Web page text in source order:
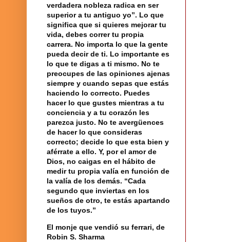
verdadera nobleza radica en ser
superior a tu antiguo yo”. Lo que
significa que si quieres mejorar tu
vida, debes correr tu propia
carrera. No importa lo que la gente
pueda decir de ti. Lo importante es
lo que te digas a ti mismo. No te
preocupes de las opiniones ajenas
siempre y cuando sepas que estás
haciendo lo correcto. Puedes
hacer lo que gustes mientras a tu
conciencia y a tu corazón les
parezca justo. No te avergüences
de hacer lo que consideras
correcto; decide lo que esta bien y
aférrate a ello. Y, por el amor de
Dios, no caigas en el hábito de
medir tu propia valía en función de
la valía de los demás. “Cada
segundo que inviertas en los
sueños de otro, te estás apartando
de los tuyos.”
El monje que vendió su ferrari, de
Robin S. Sharma